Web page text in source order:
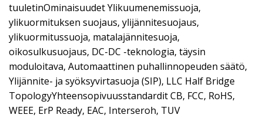
tuuletinOminaisuudet Ylikuumenemissuoja,
ylikuormituksen suojaus, ylijännitesuojaus,
ylikuormitussuoja, matalajännitesuoja,
oikosulkusuojaus, DC-DC -teknologia, täysin
moduloitava, Automaattinen puhallinnopeuden säätö,
Ylijännite- ja syöksyvirtasuoja (SIP), LLC Half Bridge
TopologyYhteensopivuusstandardit CB, FCC, RoHS,
WEEE, ErP Ready, EAC, Interseroh, TUV